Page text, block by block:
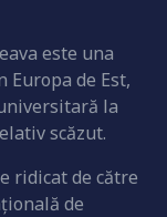
este una
de Est,
la
scăzut.
ridicat de către
de